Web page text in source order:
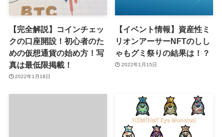
【完全解説】コインチェッ
クの口座開設！初心者のた
めの仮想通貨の始め方！写
真は最低限掲載！
2022年1月18日
【イベント情報】資産性ミ
リオンアーサーNFTのしし
ゃもグミ祭りの結果は！？
2022年1月15日